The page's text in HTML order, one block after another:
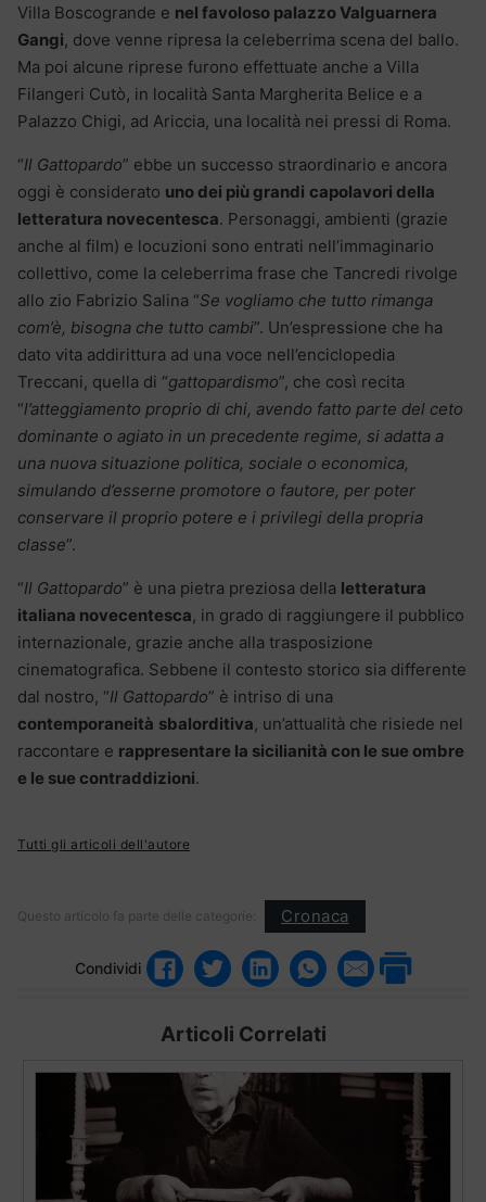
Villa Boscogrande e nel favoloso palazzo Valguarnera
Gangi, dove venne ripresa la celeberrima scena del ballo.
Ma poi alcune riprese furono effettuate anche a Villa
Filangeri Cutò, in località Santa Margherita Belice e a
Palazzo Chigi, ad Ariccia, una località nei pressi di Roma.
“Il Gattopardo” ebbe un successo straordinario e ancora
oggi è considerato uno dei più grandi capolavori della
letteratura novecentesca. Personaggi, ambienti (grazie
anche al film) e locuzioni sono entrati nell’immaginario
collettivo, come la celeberrima frase che Tancredi rivolge
allo zio Fabrizio Salina “Se vogliamo che tutto rimanga
com’è, bisogna che tutto cambi”. Un’espressione che ha
dato vita addirittura ad una voce nell’enciclopedia
Treccani, quella di “gattopardismo”, che così recita
“l’atteggiamento proprio di chi, avendo fatto parte del ceto
dominante o agiato in un precedente regime, si adatta a
una nuova situazione politica, sociale o economica,
simulando d’esserne promotore o fautore, per poter
conservare il proprio potere e i privilegi della propria
classe”.
“Il Gattopardo” è una pietra preziosa della letteratura
italiana novecentesca, in grado di raggiungere il pubblico
internazionale, grazie anche alla trasposizione
cinematografica. Sebbene il contesto storico sia differente
dal nostro, “Il Gattopardo” è intriso di una
contemporaneità sbalorditiva, un’attualità che risiede nel
raccontare e rappresentare la sicilianità con le sue ombre
e le sue contraddizioni.
Tutti gli articoli dell'autore
Questo articolo fa parte delle categorie: Cronaca
Condividi
Articoli Correlati